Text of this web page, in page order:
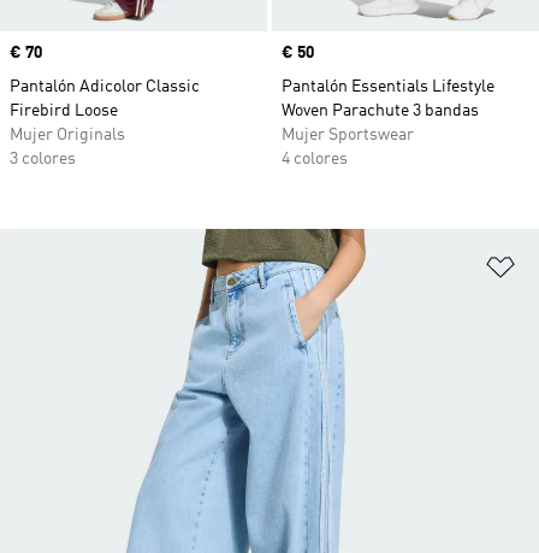
Precio
€ 70
Pantalón Adicolor Classic
Firebird Loose
Mujer Originals
3 colores
Precio
€ 50
Pantalón Essentials Lifestyle
Woven Parachute 3 bandas
Mujer Sportswear
4 colores